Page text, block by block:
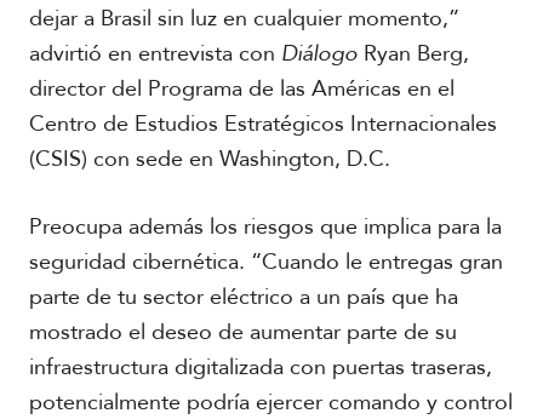
dejar a Brasil sin luz en cualquier momento,”
advirtió en entrevista con DiálogoRyan Berg,
director del Programa de las Américas en el
Centro de Estudios Estratégicos Internacionales
(CSIS) con sede en Washington, D.C.
Preocupa además los riesgos que implica para la
seguridad cibernética. “Cuando le entregas gran
parte de tu sector eléctrico a un país que ha
mostrado el deseo de aumentar parte de su
infraestructura digitalizada con puertas traseras,
potencialmente podría ejercer comando y control